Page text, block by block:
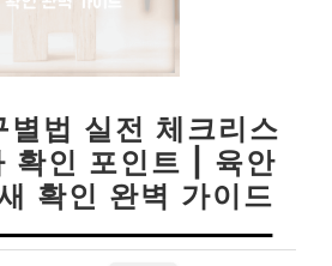
별법 실전 체크리스
확인 포인트 | 육안
확인 완벽 가이드